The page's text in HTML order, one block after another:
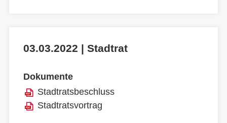
03.03.2022 | Stadtrat
Dokumente
Stadtratsbeschluss
Stadtratsvortrag